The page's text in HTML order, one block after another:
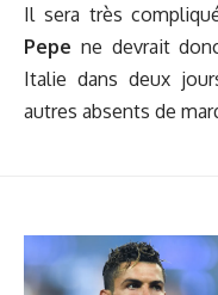
Il sera très
Pepe ne devrait
Italie dans deux
autres absents de